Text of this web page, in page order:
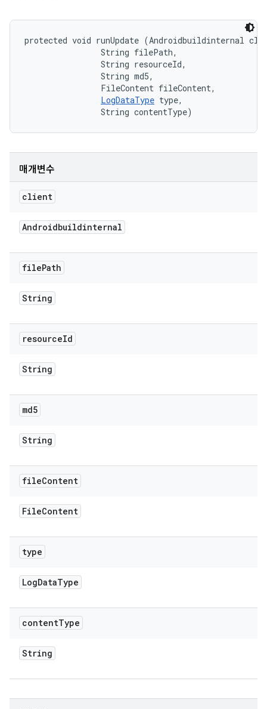
protected void runUpdate (Androidbuildinternal
                String filePath,
                String resourceId,
                String md5,
                FileContent fileContent,
LogDataType type,
                String contentType)
매개변수
client
Androidbuildinternal
filePath
String
resourceId
String
md5
String
fileContent
FileContent
type
LogDataType
contentType
String